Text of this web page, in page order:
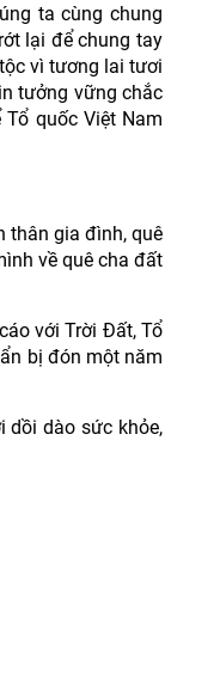
ta cùng chung
lại để chung tay
vì tương lai tươi
tưởng vững chắc
quốc Việt Nam
thân gia đình, quê
về quê cha đất
với Trời Đất, Tổ
bị đón một năm
dồi dào sức khỏe,